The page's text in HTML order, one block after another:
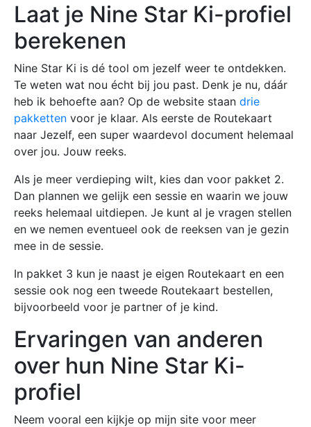
Laat je Nine Star Ki-profiel
berekenen
Nine Star Ki is dé tool om jezelf weer te ontdekken.
Te weten wat nou écht bij jou past. Denk je nu, dáár
heb ik behoefte aan? Op de website staan drie
pakketten voor je klaar. Als eerste de Routekaart
naar Jezelf, een super waardevol document helemaal
over jou. Jouw reeks.
Als je meer verdieping wilt, kies dan voor pakket 2.
Dan plannen we gelijk een sessie en waarin we jouw
reeks helemaal uitdiepen. Je kunt al je vragen stellen
en we nemen eventueel ook de reeksen van je gezin
mee in de sessie.
In pakket 3 kun je naast je eigen Routekaart en een
sessie ook nog een tweede Routekaart bestellen,
bijvoorbeeld voor je partner of je kind.
Ervaringen van anderen
over hun Nine Star Ki-
profiel
Neem vooral een kijkje op mijn site voor meer